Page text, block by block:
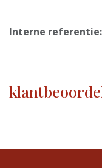
Interne referentie: